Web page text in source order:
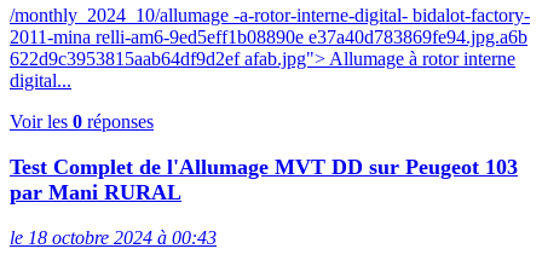
/monthly_2024_10/allumage -a-rotor-interne-digital- bidalot-factory-
2011-mina relli-am6-9ed5eff1b08890e e37a40d783869fe94.jpg.a6b
622d9c3953815aab64df9d2ef afab.jpg"> Allumage à rotor interne
digital...
Voir les 0 réponses
Test Complet de l'Allumage MVT DD sur Peugeot 103
par Mani RURAL
le 18 octobre 2024 à 00:43